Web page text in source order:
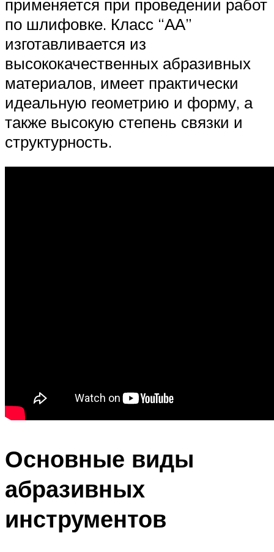
применяется при проведении работ
по шлифовке. Класс “АА”
изготавливается из
высококачественных абразивных
материалов, имеет практически
идеальную геометрию и форму, а
также высокую степень связки и
структурность.
Основные виды
абразивных
инструментов